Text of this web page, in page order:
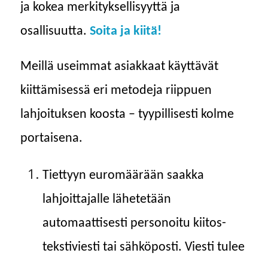
ja kokea merkityksellisyyttä ja
osallisuutta. Soita ja kiitä!
Meillä useimmat asiakkaat käyttävät
kiittämisessä eri metodeja riippuen
lahjoituksen koosta – tyypillisesti kolme
portaisena.
Tiettyyn euromäärään saakka
lahjoittajalle lähetetään
automaattisesti personoitu kiitos-
tekstiviesti tai sähköposti. Viesti tulee